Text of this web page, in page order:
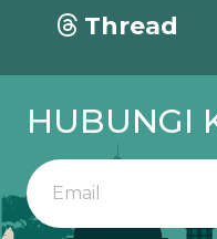
Thread
HUBUNGI